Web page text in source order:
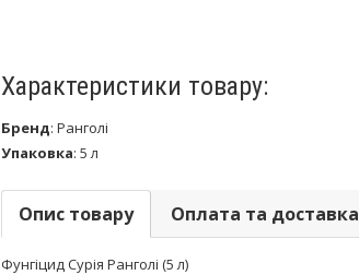
Характеристики товару:
Бренд: Ранголі
Упаковка: 5 л
Опис товару Оплата та доставка
Фунгіцид Сурія Ранголі (5 л)